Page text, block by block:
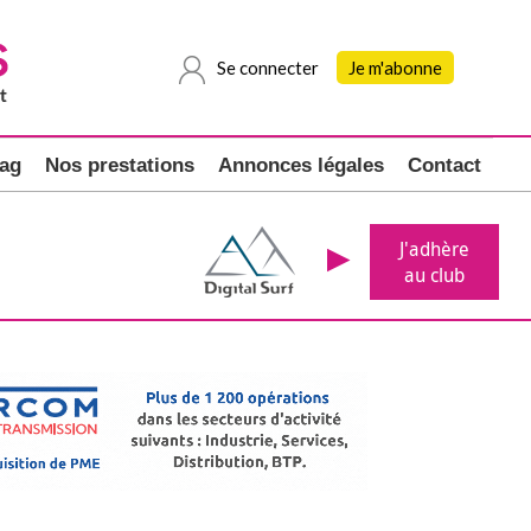
Se connecter Je m'abonne
Nos prestations Annonces légales Contact
J'adhère
au club